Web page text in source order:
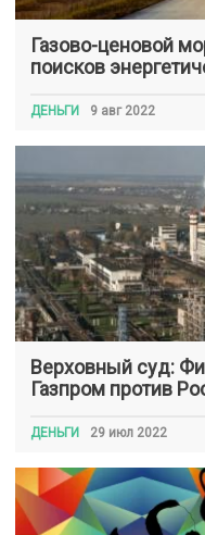
Газово-ценовой
поисков
ДЕНЬГИ 9 авг 2022
Верховный суд:
Газпром против
ДЕНЬГИ 29 июл 2022